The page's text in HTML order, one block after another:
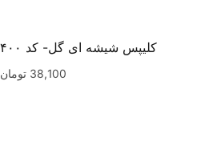
کلیپس شیشه ای گل- کد ۴۰۰
38,100 تومان